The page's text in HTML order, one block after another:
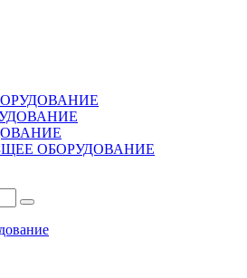
ОБОРУДОВАНИЕ